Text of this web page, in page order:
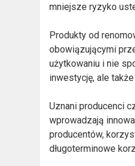
mniejsze ryzyko
Produkty od
obowiązującymi
użytkowaniu i nie
inwestycję, ale
Uznani producenci
wprowadzają
producentów,
długoterminowe